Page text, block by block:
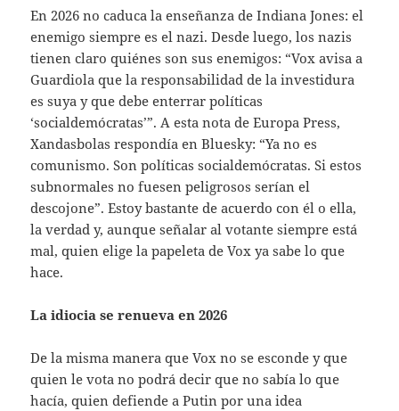
En 2026 no caduca la enseñanza de Indiana Jones: el
enemigo siempre es el nazi. Desde luego, los nazis
tienen claro quiénes son sus enemigos: “Vox avisa a
Guardiola que la responsabilidad de la investidura
es suya y que debe enterrar políticas
‘socialdemócratas’”. A esta nota de Europa Press,
Xandasbolas respondía en Bluesky: “Ya no es
comunismo. Son políticas socialdemócratas. Si estos
subnormales no fuesen peligrosos serían el
descojone”. Estoy bastante de acuerdo con él o ella,
la verdad y, aunque señalar al votante siempre está
mal, quien elige la papeleta de Vox ya sabe lo que
hace.
La idiocia se renueva en 2026
De la misma manera que Vox no se esconde y que
quien le vota no podrá decir que no sabía lo que
hacía, quien defiende a Putin por una idea